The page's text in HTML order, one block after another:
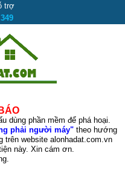
trợ
dùng phần mềm để phá hoại.
phải người máy"theo hướng
trên website alonhadat.com.vn
này. Xin cám ơn.